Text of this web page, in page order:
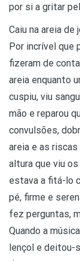
por si a gritar
Caiu na areia
Por incrível que
fizeram de
areia enquanto
cuspiu, viu
mão e reparou
convulsões,
areia e as
altura que viu
estava a fitá-lo
pé, firme e
fez perguntas,
Quando a
lençol e deitou-